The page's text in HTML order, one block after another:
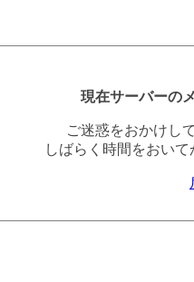
現在サーバーの
ご迷惑をおかけし
しばらく時間をおいて